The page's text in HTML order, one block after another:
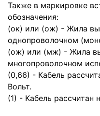
Также в маркировке
обозначения:
(ок) или (ож) - Жила
однопроволочном
(ож) или (мж) - Жила
многопроволочном
(0,66) - Кабель
Вольт.
(1) - Кабель рассчитан